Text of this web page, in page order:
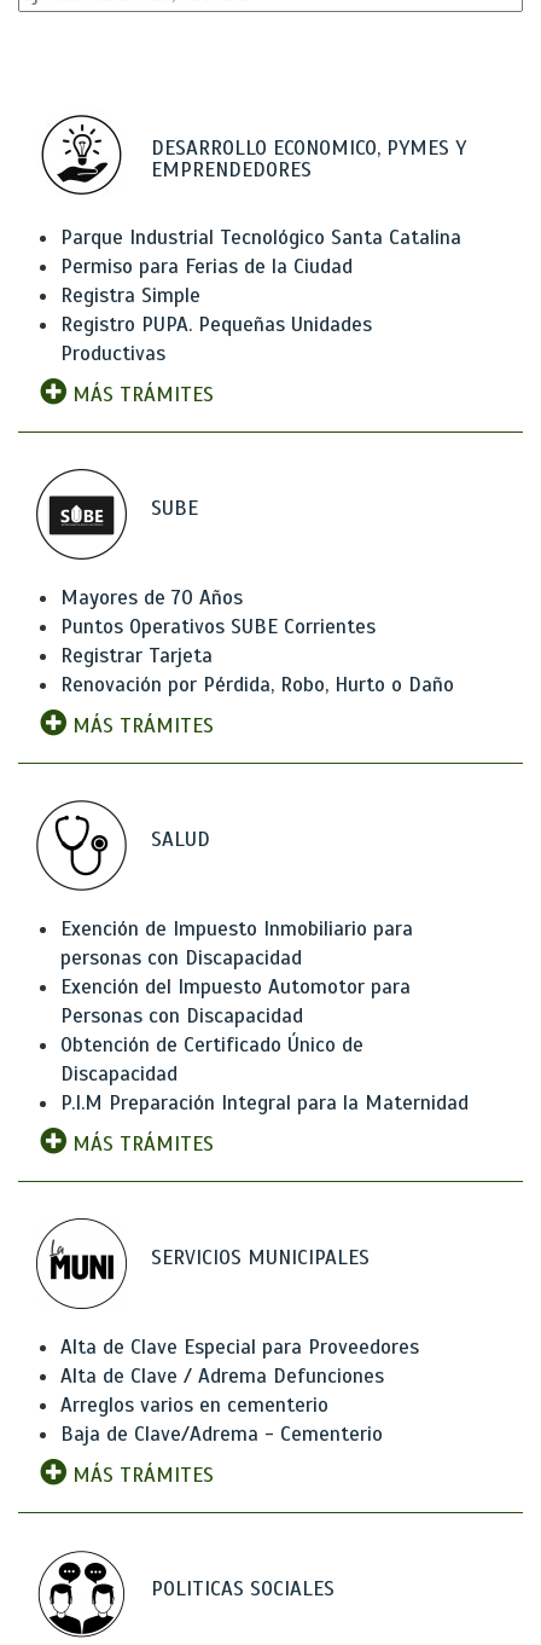
DESARROLLO ECONOMICO, PYMES Y
EMPRENDEDORES
Parque Industrial Tecnológico Santa Catalina
Permiso para Ferias de la Ciudad
Registra Simple
Registro PUPA. Pequeñas Unidades
Productivas
MÁS TRÁMITES
SUBE
Mayores de 70 Años
Puntos Operativos SUBE Corrientes
Registrar Tarjeta
Renovación por Pérdida, Robo, Hurto o Daño
MÁS TRÁMITES
SALUD
Exención de Impuesto Inmobiliario para
personas con Discapacidad
Exención del Impuesto Automotor para
Personas con Discapacidad
Obtención de Certificado Único de
Discapacidad
P.I.M Preparación Integral para la Maternidad
MÁS TRÁMITES
SERVICIOS MUNICIPALES
Alta de Clave Especial para Proveedores
Alta de Clave / Adrema Defunciones
Arreglos varios en cementerio
Baja de Clave/Adrema - Cementerio
MÁS TRÁMITES
POLITICAS SOCIALES